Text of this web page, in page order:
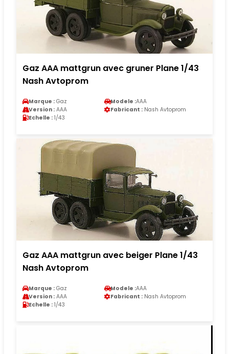
Gaz AAA mattgrun avec gruner Plane 1/43
Nash Avtoprom
Marque : Gaz Modele :AAA
Version : AAA Fabricant : Nash Avtoprom
Echelle : 1/43
Gaz AAA mattgrun avec beiger Plane 1/43
Nash Avtoprom
Marque : Gaz Modele :AAA
Version : AAA Fabricant : Nash Avtoprom
Echelle : 1/43